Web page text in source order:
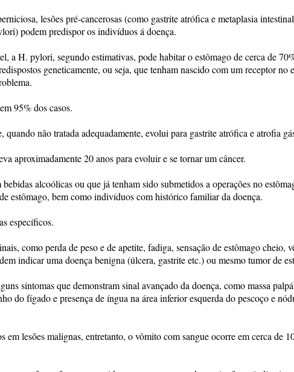
lesões pré-cancerosas (como gastrite atrófica e metaplasia
podem predispor os indivíduos á doença.
a H. pylori, segundo estimativas, pode habitar o estômago de cerca de
geneticamente, ou seja, que tenham nascido com um receptor no
95% dos casos.
não tratada adequadamente, evolui para gastrite atrófica e atrofia
aproximadamente 20 anos para evoluir e se tornar um câncer.
alcoólicas ou que já tenham sido submetidos a operações no
estômago, bem como indivíduos com histórico familiar da doença.
específicos.
como perda de peso e de apetite, fadiga, sensação de estômago cheio,
indicar uma doença benigna (úlcera, gastrite etc.) ou mesmo tumor de
sintomas que demonstram sinal avançado da doença, como massa
do fígado e presença de íngua na área inferior esquerda do pescoço e
em lesões malignas, entretanto, o vômito com sangue ocorre em cerca de